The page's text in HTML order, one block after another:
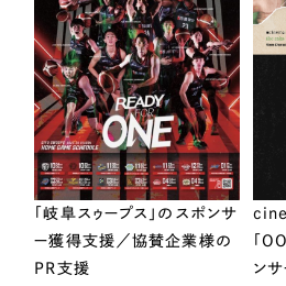
「岐阜スゥープス」のスポンサ
ー獲得支援／協賛企業様の
PR支援
「
ン